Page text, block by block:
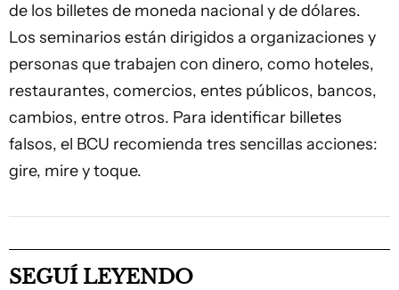
de los billetes de moneda nacional y de dólares.
Los seminarios están dirigidos a organizaciones y
personas que trabajen con dinero, como hoteles,
restaurantes, comercios, entes públicos, bancos,
cambios, entre otros. Para identificar billetes
falsos, el BCU recomienda tres sencillas acciones:
gire, mire y toque.
SEGUÍ LEYENDO